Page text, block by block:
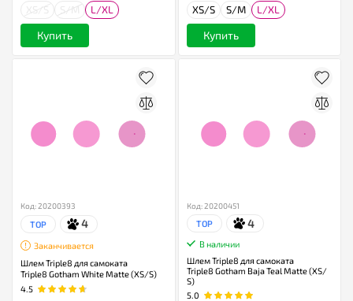
L/XL
Купить
XS/S S/M L/XL
Купить
Код: 20200393
TOP 4
Заканчивается
Шлем Triple8 для самоката
Triple8 Gotham White Matte (XS/S)
4.5
Код: 20200451
TOP 4
В наличии
Шлем Triple8 для самоката
Triple8 Gotham Baja Teal Matte (XS/
S)
5.0